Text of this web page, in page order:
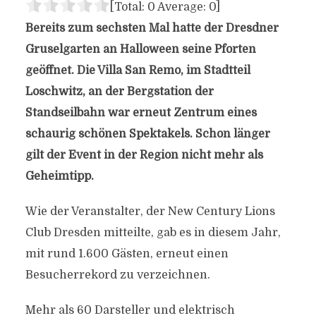
[Total: 0 Average: 0]
Bereits zum sechsten Mal hatte der Dresdner
Gruselgarten an Halloween seine Pforten
geöffnet. Die Villa San Remo, im Stadtteil
Loschwitz, an der Bergstation der
Standseilbahn war erneut Zentrum eines
schaurig schönen Spektakels. Schon länger
gilt der Event in der Region nicht mehr als
Geheimtipp.
Wie der Veranstalter, der New Century Lions
Club Dresden mitteilte, gab es in diesem Jahr,
mit rund 1.600 Gästen, erneut einen
Besucherrekord zu verzeichnen.
Mehr als 60 Darsteller und elektrisch